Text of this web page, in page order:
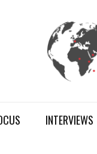
INTERVIEWS